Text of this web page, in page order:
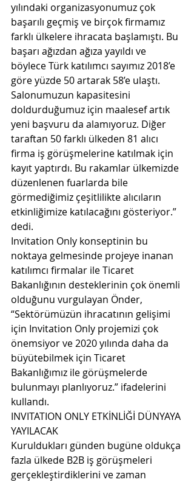
yılındaki organizasyonumuz çok
başarılı geçmiş ve birçok firmamız
farklı ülkelere ihracata başlamıştı. Bu
başarı ağızdan ağıza yayıldı ve
böylece Türk katılımcı sayımız 2018’e
göre yüzde 50 artarak 58’e ulaştı.
Salonumuzun kapasitesini
doldurduğumuz için maalesef artık
yeni başvuru da alamıyoruz. Diğer
taraftan 50 farklı ülkeden 81 alıcı
firma iş görüşmelerine katılmak için
kayıt yaptırdı. Bu rakamlar ülkemizde
düzenlenen fuarlarda bile
görmediğimiz çeşitlilikte alıcıların
etkinliğimize katılacağını gösteriyor.”
dedi.
Invitation Only konseptinin bu
noktaya gelmesinde projeye inanan
katılımcı firmalar ile Ticaret
Bakanlığının desteklerinin çok önemli
olduğunu vurgulayan Önder,
“Sektörümüzün ihracatının gelişimi
için Invitation Only projemizi çok
önemsiyor ve 2020 yılında daha da
büyütebilmek için Ticaret
Bakanlığımız ile görüşmelerde
bulunmayı planlıyoruz.” ifadelerini
kullandı.
INVITATION ONLY ETKİNLİĞİ DÜNYAYA
YAYILACAK
Kuruldukları günden bugüne oldukça
fazla ülkede B2B iş görüşmeleri
gerçekleştirdiklerini ve zaman